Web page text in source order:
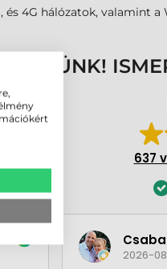
4G hálózatok, valamint
BENNÜNK!
637
2026-